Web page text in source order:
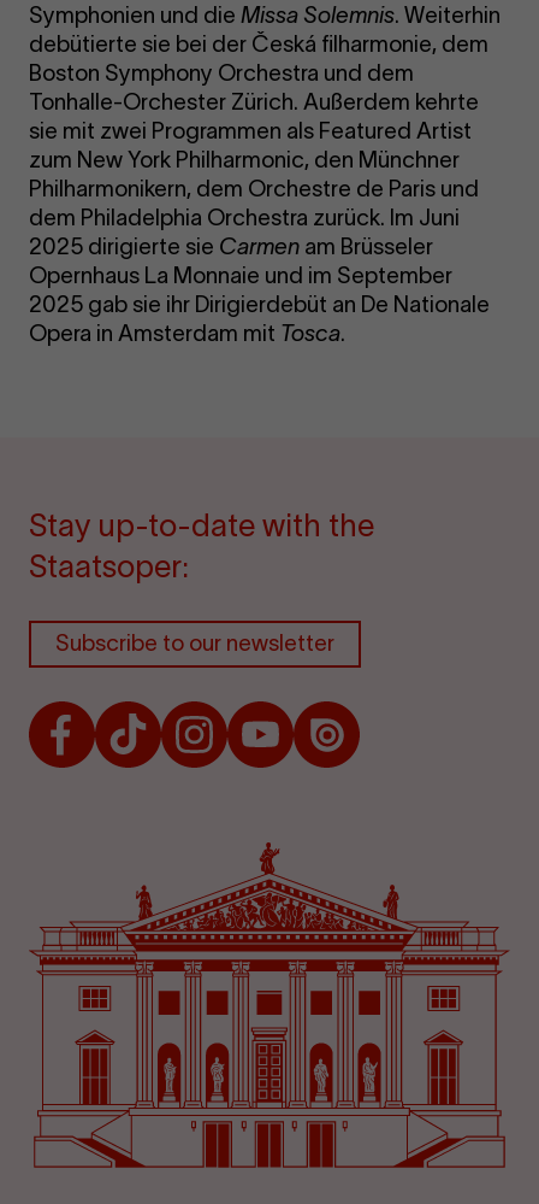
Symphonien und die Missa Solemnis. Weiterhin
debütierte sie bei der Česká filharmonie, dem
Boston Symphony Orchestra und dem
Tonhalle-Orchester Zürich. Außerdem kehrte
sie mit zwei Programmen als Featured Artist
zum New York Philharmonic, den Münchner
Philharmonikern, dem Orchestre de Paris und
dem Philadelphia Orchestra zurück. Im Juni
2025 dirigierte sie Carmen am Brüsseler
Opernhaus La Monnaie und im September
2025 gab sie ihr Dirigierdebüt an De Nationale
Opera in Amsterdam mit Tosca.
Stay up-to-date with the
Staatsoper:
Subscribe to our newsletter
FacebookTikTokInstagramYoutubeIssuu